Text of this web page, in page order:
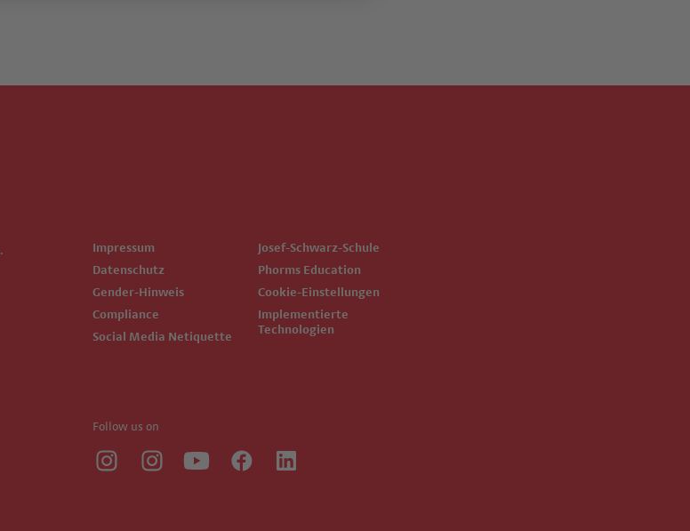
.
Impressum
Datenschutz
Gender-Hinweis
Compliance
Social Media Netiquette
Josef-Schwarz-Schule
Phorms Education
Cookie-Einstellungen
Implementierte
Technologien
Follow us on